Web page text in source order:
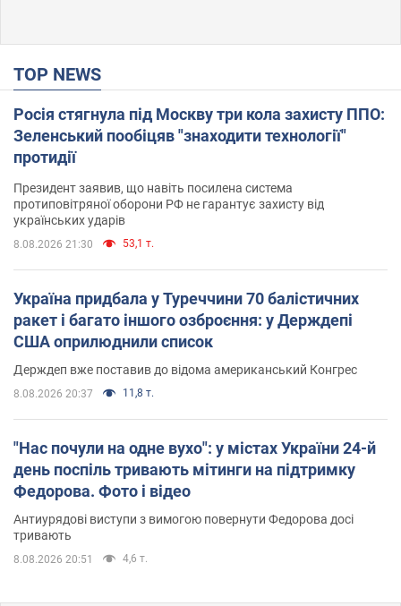
TOP NEWS
Росія стягнула під Москву три кола захисту ППО:
Зеленський пообіцяв "знаходити технології"
протидії
Президент заявив, що навіть посилена система
протиповітряної оборони РФ не гарантує захисту від
українських ударів
8.08.2026 21:30 53,1 т.
Україна придбала у Туреччини 70 балістичних
ракет і багато іншого озброєння: у Держдепі
США оприлюднили список
Держдеп вже поставив до відома американський Конгрес
8.08.2026 20:37 11,8 т.
"Нас почули на одне вухо": у містах України 24-й
день поспіль тривають мітинги на підтримку
Федорова. Фото і відео
Антиурядові виступи з вимогою повернути Федорова досі
тривають
8.08.2026 20:51 4,6 т.